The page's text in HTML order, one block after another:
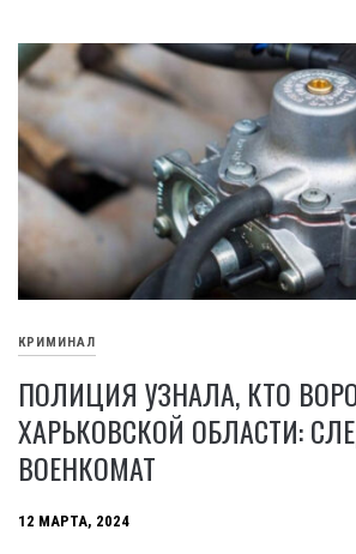
КРИМИНАЛ
ПОЛИЦИЯ УЗНАЛА, КТО
ХАРЬКОВСКОЙ ОБЛАСТИ:
ВОЕНКОМАТ
12 МАРТА, 2024